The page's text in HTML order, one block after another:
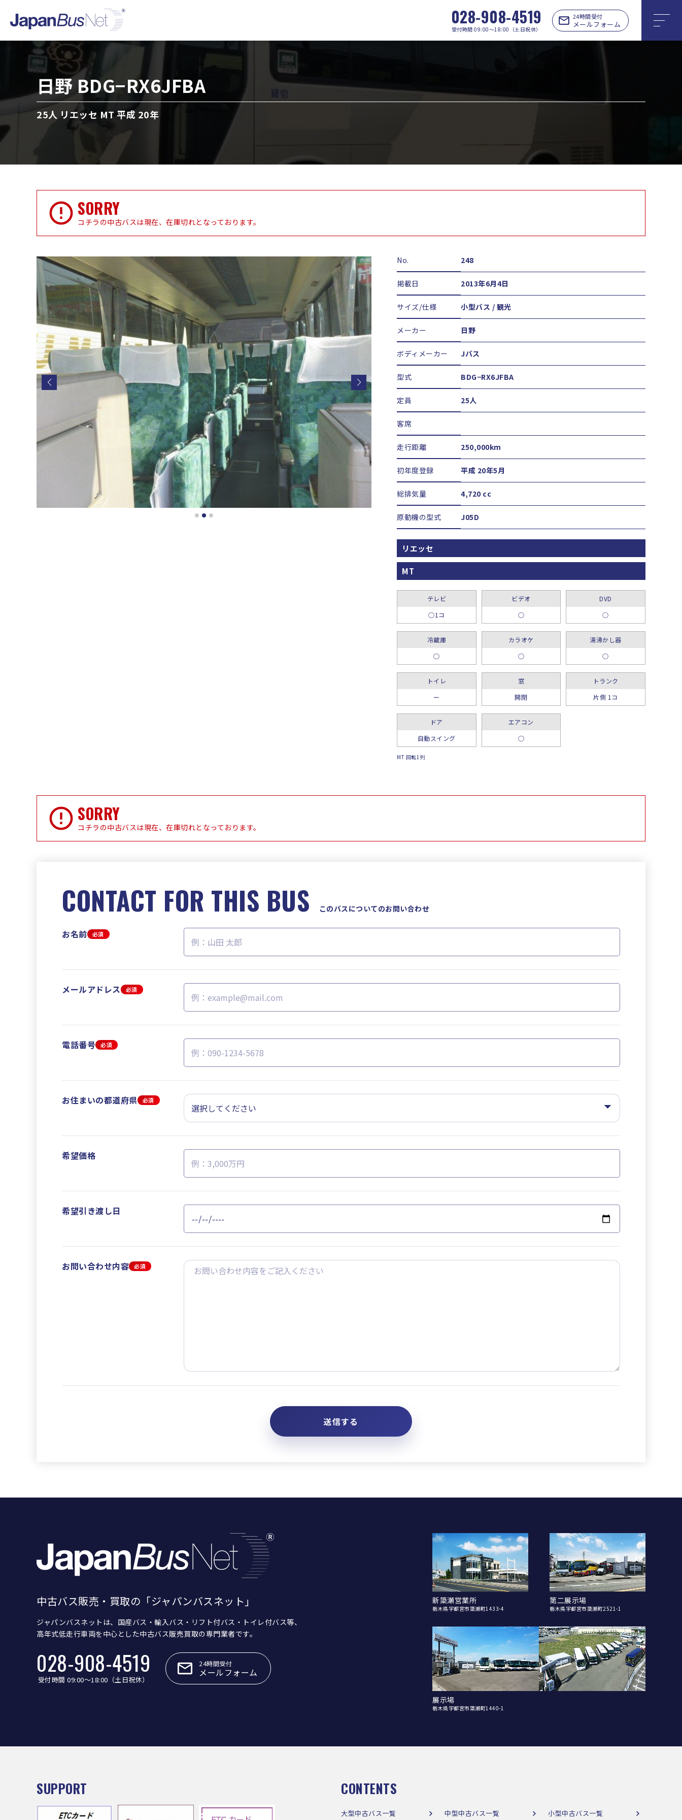
028-908-4519
受付時間 09:00〜18:00（土日祝休）
24時間受付
メールフォーム
日野 BDG−RX6JFBA
25人 リエッセ MT 平成 20年
SORRY
コチラの中古バスは現在、在庫切れとなっております。
No. 248
掲載日 2013年6月4日
サイズ/仕様 小型バス / 観光
メーカー 日野
ボディメーカー Jバス
型式 BDG−RX6JFBA
定員 25人
客席
走行距離 250,000km
初年度登録 平成 20年5月
総排気量 4,720 cc
原動機の型式 J05D
リエッセ
MT
テレビ
○1コ
ビデオ
○
DVD
○
冷蔵庫
○
カラオケ
○
湯沸かし器
○
トイレ
ー
窓
開閉
トランク
片側 1コ
ドア
自動スイング
エアコン
○
MT 回転1列
SORRY
コチラの中古バスは現在、在庫切れとなっております。
CONTACT FOR THIS BUS このバスについてのお問い合わせ
お名前 必須
メールアドレス 必須
電話番号 必須
お住まいの都道府県 必須
希望価格
希望引き渡し日
お問い合わせ内容 必須
中古バス販売・買取の「ジャパンバスネット」
ジャパンバスネットは、国産バス・輸入バス・リフト付バス・トイレ付バス等、
高年式低走行車両を中心とした中古バス販売買取の専門業者です。
028-908-4519
受付時間 09:00〜18:00（土日祝休）
24時間受付
メールフォーム
新簗瀬営業所
栃木県宇都宮市簗瀬町1433-4
第二展示場
栃木県宇都宮市簗瀬町2521-1
展示場
栃木県宇都宮市簗瀬町1440-1
SUPPORT CONTENTS
大型中古バス一覧 中型中古バス一覧 小型中古バス一覧